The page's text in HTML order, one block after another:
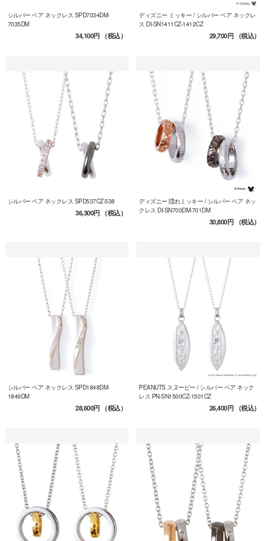
シルバー ペア ネックレス SPD7034DM-
7035DM
34,100円（税込）
ディズニー ミッキー / シルバー ペア ネックレ
ス DI-SN1411CZ-1412CZ
29,700円（税込）
シルバー ペア ネックレス SPD537CZ-538
36,300円（税込）
ディズニー 隠れミッキー / シルバー ペア ネッ
クレス DI-SN700DM-701DM
30,800円（税込）
シルバー ペア ネックレス SPD1848DM-
1849DM
28,600円（税込）
PEANUTS スヌーピー / シルバー ペア ネック
レス PN-SN1500CZ-1501CZ
26,400円（税込）